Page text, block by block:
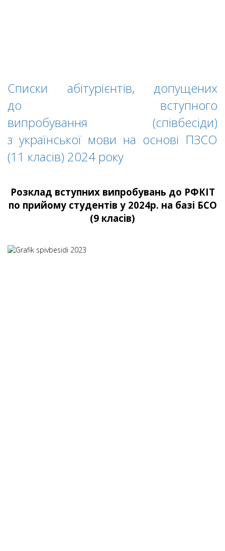
Списки абітурієнтів, допущених
до вступного
випробування (співбесіди)
з української мови на основі ПЗСО
(11 класів) 2024 року
Розклад вступних випробувань до РФКІТ
по прийому студентів у 2024р. на базі БСО
(9 класів)